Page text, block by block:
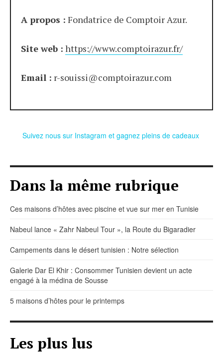
A propos : Fondatrice de Comptoir Azur.
Site web : https://www.comptoirazur.fr/
Email : r-souissi@comptoirazur.com
Suivez nous sur Instagram et gagnez pleins de cadeaux
Dans la même rubrique
Ces maisons d’hôtes avec piscine et vue sur mer en Tunisie
Nabeul lance « Zahr Nabeul Tour », la Route du Bigaradier
Campements dans le désert tunisien : Notre sélection
Galerie Dar El Khir : Consommer Tunisien devient un acte
engagé à la médina de Sousse
5 maisons d’hôtes pour le printemps
Les plus lus